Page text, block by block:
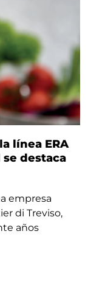
línea ERA
destaca
empresa
di Treviso,
años